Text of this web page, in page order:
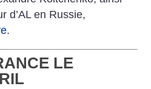
d’AL en Russie,
.
LE